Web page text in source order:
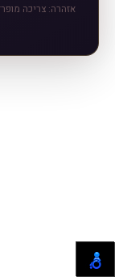
אזהרה: צריכה